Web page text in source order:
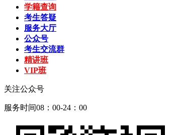
学籍查询
考生答疑
服务大厅
公众号
考生交流群
精讲班
VIP班
关注公众号
服务时间08：00-24：00